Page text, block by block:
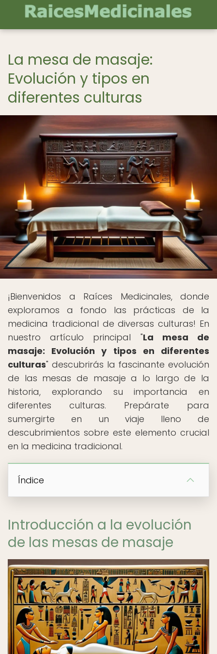
La mesa de masaje:
Evolución y tipos en
diferentes culturas
¡Bienvenidos a Raíces Medicinales, donde
exploramos a fondo las prácticas de la
medicina tradicional de diversas culturas! En
nuestro artículo principal "La mesa de
masaje: Evolución y tipos en diferentes
culturas" descubrirás la fascinante evolución
de las mesas de masaje a lo largo de la
historia, explorando su importancia en
diferentes culturas. Prepárate para
sumergirte en un viaje lleno de
descubrimientos sobre este elemento crucial
en la medicina tradicional.
Índice
Introducción a la evolución
de las mesas de masaje